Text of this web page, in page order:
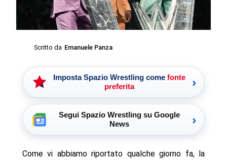
Scritto da Emanuele Panza
Imposta Spazio Wrestling come fonte
preferita
›
Segui Spazio Wrestling su Google
News
›
Come vi abbiamo riportato qualche giorno fa, la